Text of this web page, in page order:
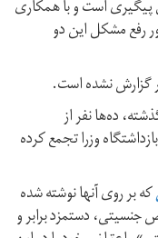
پیگیری است و با همکاری
رفع مشکل این دو
گزارش نشده است.
ده‌ها نفر از
وزرا تجمع کرده
که بر روی آنها نوشته شده
جنسیتی، دستمزد برابر و